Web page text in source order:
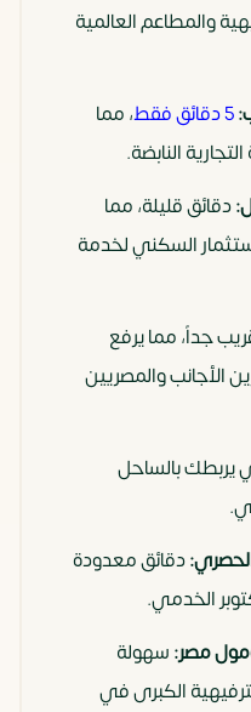
والمطاعم العالمية
5 دقائق فقط
، مما
النابضة.
دقائق قليلة، مما
السكني لخدمة
جداً، مما يرفع
الأجانب والمصريين
يربطك بالساحل
دقائق معدودة
الخدمي.
مصر:سهولة
الكبرى في